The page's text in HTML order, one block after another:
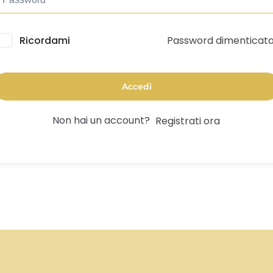
Ricordami Password
Accedi
Non hai un account? Registrati ora